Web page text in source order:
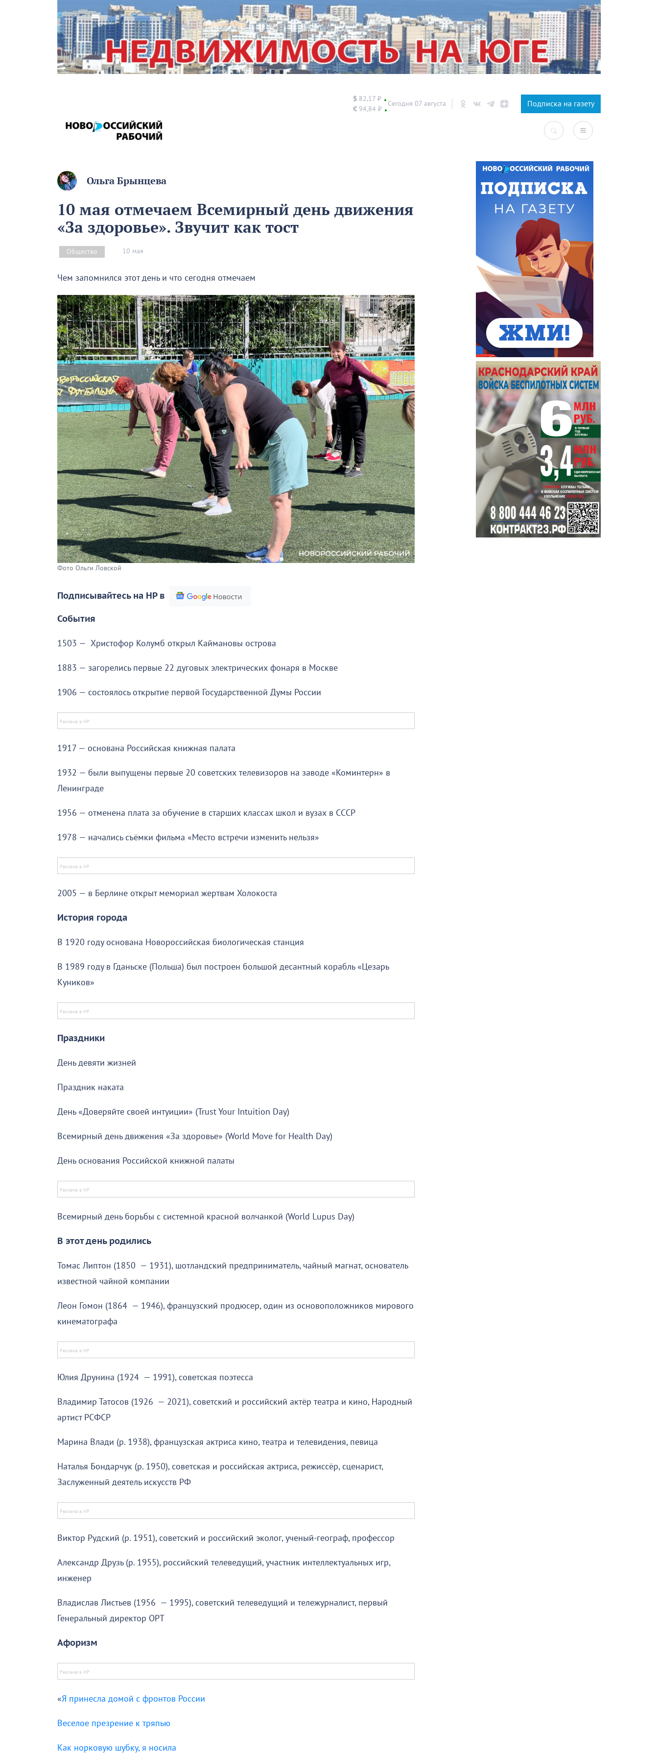
$ 82,17 ₽ ▲
€ 94,84 ₽ ▲
Сегодня 07 августа Подписка на газету
Ольга Брынцева
10 мая отмечаем Всемирный день движения
«За здоровье». Звучит как тост
Общество 10 мая
Чем запомнился этот день и что сегодня отмечаем
Фото Ольги Ловской
Подписывайтесь на НР в
События
1503 — Христофор Колумб открыл Каймановы острова
1883 — загорелись первые 22 дуговых электрических фонаря в Москве
1906 — состоялось открытие первой Государственной Думы России
1917 — основана Российская книжная палата
1932 — были выпущены первые 20 советских телевизоров на заводе «Коминтерн» в
Ленинграде
1956 — отменена плата за обучение в старших классах школ и вузах в СССР
1978 — начались съёмки фильма «Место встречи изменить нельзя»
2005 — в Берлине открыт мемориал жертвам Холокоста
История города
В 1920 году основана Новороссийская биологическая станция
В 1989 году в Гданьске (Польша) был построен большой десантный корабль «Цезарь
Куников»
Праздники
День девяти жизней
Праздник наката
День «Доверяйте своей интуиции» (Trust Your Intuition Day)
Всемирный день движения «За здоровье» (World Move for Health Day)
День основания Российской книжной палаты
Всемирный день борьбы с системной красной волчанкой (World Lupus Day)
В этот день родились
Томас Липтон (1850 — 1931), шотландский предприниматель, чайный магнат, основатель
известной чайной компании
Леон Гомон (1864 — 1946), французский продюсер, один из основоположников мирового
кинематографа
Юлия Друнина (1924 — 1991), советская поэтесса
Владимир Татосов (1926 — 2021), советский и российский актёр театра и кино, Народный
артист РСФСР
Марина Влади (р. 1938), французская актриса кино, театра и телевидения, певица
Наталья Бондарчук (р. 1950), советская и российская актриса, режиссёр, сценарист,
Заслуженный деятель искусств РФ
Виктор Рудский (р. 1951), советский и российский эколог, ученый-географ, профессор
Александр Друзь (р. 1955), российский телеведущий, участник интеллектуальных игр,
инженер
Владислав Листьев (1956 — 1995), советский телеведущий и тележурналист, первый
Генеральный директор ОРТ
Афоризм
«Я принесла домой с фронтов России
Веселое презрение к тряпью
Как норковую шубку, я носила